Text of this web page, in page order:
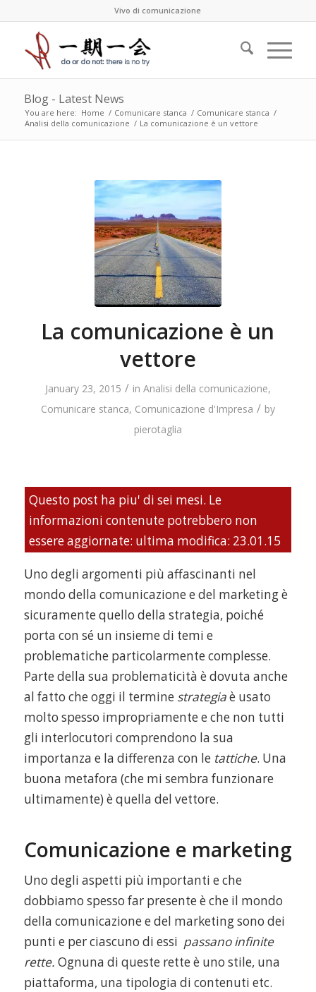
Vivo di comunicazione
Blog - Latest News
You are here: Home / Comunicare stanca / Comunicare stanca /
Analisi della comunicazione / La comunicazione è un vettore
La comunicazione è un
vettore
January 23, 2015 / in Analisi della comunicazione,
Comunicare stanca, Comunicazione d'Impresa / by
pierotaglia
Questo post ha piu' di sei mesi. Le
informazioni contenute potrebbero non
essere aggiornate: ultima modifica: 23.01.15
Uno degli argomenti più affascinanti nel
mondo della comunicazione e del marketing è
sicuramente quello della strategia, poiché
porta con sé un insieme di temi e
problematiche particolarmente complesse.
Parte della sua problematicità è dovuta anche
al fatto che oggi il termine strategiaè usato
molto spesso impropriamente e che non tutti
gli interlocutori comprendono la sua
importanza e la differenza con le tattiche. Una
buona metafora (che mi sembra funzionare
ultimamente) è quella del vettore.
Comunicazione e marketing
Uno degli aspetti più importanti e che
dobbiamo spesso far presente è che il mondo
della comunicazione e del marketing sono dei
punti e per ciascuno di essi passano infinite
rette. Ognuna di queste rette è uno stile, una
piattaforma, una tipologia di contenuti etc.